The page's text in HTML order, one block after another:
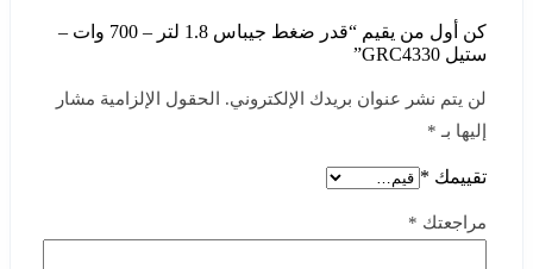
كن أول من يقيم “قدر ضغط جيباس 1.8 لتر – 700 وات –
ستيل GRC4330”
لن يتم نشر عنوان بريدك الإلكتروني.
الحقول الإلزامية مشار
إليها بـ *
تقييمك *
مراجعتك *